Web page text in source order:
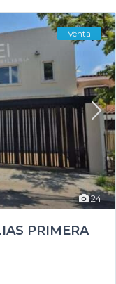
24
Venta
PRIMERA